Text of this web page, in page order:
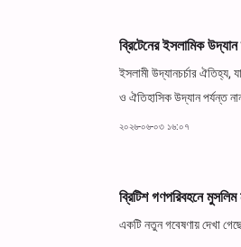
ব্রিটেনের ইসলামিক
ইসলামী উদ্যানচর্চার
ও ঐতিহাসিক উদ্যান পর্যন্ত
২০২৬-০৬-০৩ ১৬:০৭
ব্রিটিশ গণপরিবহনে মুসলিম
একটি নতুন গবেষণায় দেখা